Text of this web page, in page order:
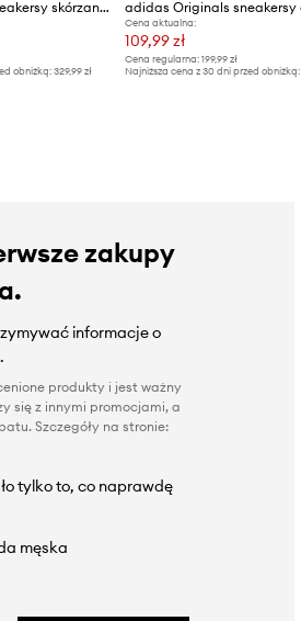
adidas Originals sneakersy skórzane dziecięce CAMPUS ST
obniżką:329,99 zł
Cena aktualna:
109,99 zł
Cena regularna: 199,99 zł
Najniższa cena z 30 dni przed obniżką:
zakupy
informacje o
produkty i jest ważny
się z innymi promocjami, a
Szczegóły na stronie:
tylko to, co naprawdę
męska